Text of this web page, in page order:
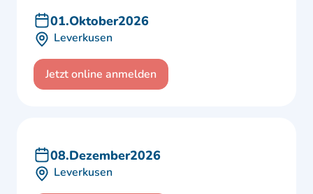
01.Oktober2026
Leverkusen
Jetzt online anmelden
08.Dezember2026
Leverkusen